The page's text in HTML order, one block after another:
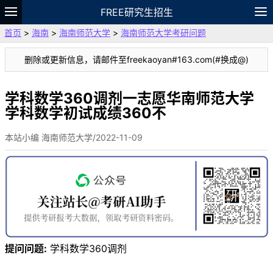
FREE研究生招生
题库
故事 专题 APP 笔记
论坛
VIP
资料
首页 > 海南 > 海南师范大学 > 海南师范大学考研问题
删除或更新信息，请邮件至freekaoyan#163.com(#换成@)
学科数学360调剂一志愿华南师范大学
学科数学初试成绩360不
本站小编 海南师范大学/2022-11-09
提问问题: 学科数学360调剂